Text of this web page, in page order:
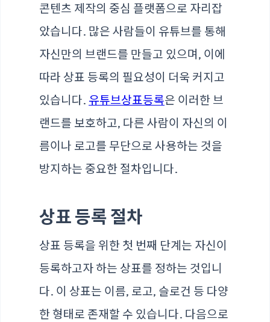
콘텐츠 제작의 중심 플랫폼으로 자리잡
았습니다. 많은 사람들이 유튜브를 통해
자신만의 브랜드를 만들고 있으며, 이에
따라 상표 등록의 필요성이 더욱 커지고
있습니다. 유튜브상표등록은 이러한 브
랜드를 보호하고, 다른 사람이 자신의 이
름이나 로고를 무단으로 사용하는 것을
방지하는 중요한 절차입니다.
상표 등록 절차
상표 등록을 위한 첫 번째 단계는 자신이
등록하고자 하는 상표를 정하는 것입니
다. 이 상표는 이름, 로고, 슬로건 등 다양
한 형태로 존재할 수 있습니다. 다음으로